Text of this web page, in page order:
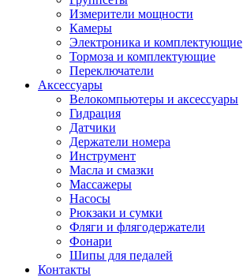
Измерители мощности
Камеры
Электроника и комплектующие
Тормоза и комплектующие
Переключатели
Аксессуары
Велокомпьютеры и аксессуары
Гидрация
Датчики
Держатели номера
Инструмент
Масла и смазки
Массажеры
Насосы
Рюкзаки и сумки
Фляги и флягодержатели
Фонари
Шипы для педалей
Контакты